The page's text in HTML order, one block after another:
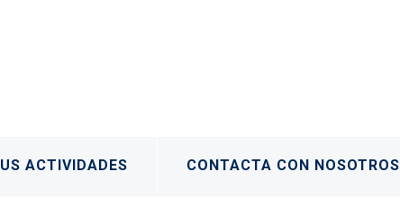
ACTIVIDADES CONTACTA CON NOSOTROS